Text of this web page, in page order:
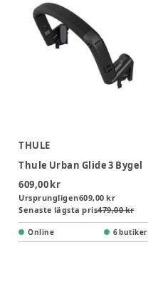
THULE
Thule Urban Glide 3 Bygel
609,00 kr
Ursprungligen609,00 kr
Senaste lägsta pris479,00 kr
Online 6 butiker